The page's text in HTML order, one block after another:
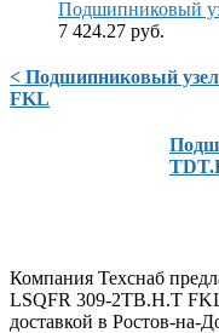
Подшипниковый
7 424.27 руб.
< Подшипниковый
FKL
Компания Техснаб
LSQFR 309-2TB.H.T
доставкой в Ростов-на-